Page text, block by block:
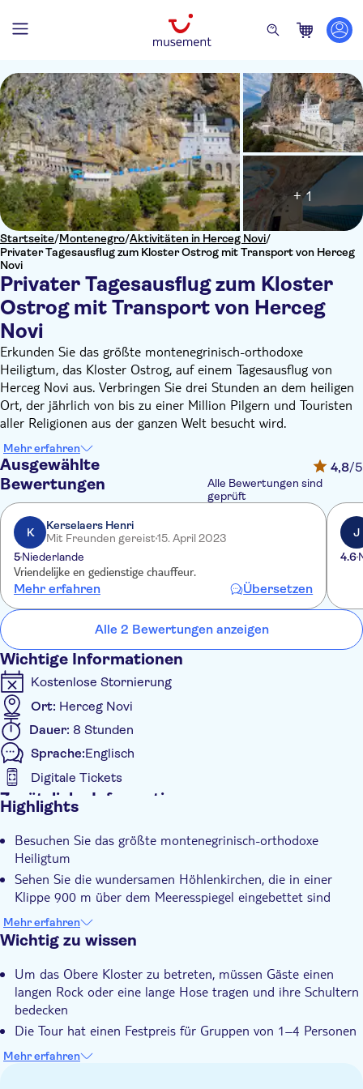
Startseite/Montenegro/Aktivitäten in Herceg Novi/
Privater Tagesausflug zum Kloster Ostrog mit Transport von Herceg
Novi
Privater Tagesausflug zum Kloster
Ostrog mit Transport von Herceg
Novi
+ 1
Erkunden Sie das größte montenegrinisch-orthodoxe
Heiligtum, das Kloster Ostrog, auf einem Tagesausflug von
Herceg Novi aus. Verbringen Sie drei Stunden an dem heiligen
Ort, der jährlich von bis zu einer Million Pilgern und Touristen
aller Religionen aus der ganzen Welt besucht wird.
Nach der privaten Abholung von Ihrem Standort in Herceg Novi
fahren Sie zu den wundersamen Höhlenkirchen, die in einer
senkrechten Felswand 900 m über dem Meeresspiegel
eingebettet sind. Beginnen Sie am Unteren Kloster, das 2 km
unterhalb des Hauptheiligtums liegt, betreten Sie die
Dreifaltigkeitskirche und bewundern Sie die lebendigen
Fresken.
Steigen Sie dann zum Oberen Kloster hinauf, das im 17.
Jahrhundert erbaut wurde und sich in zwei großen Höhlen
befindet. Gehen Sie in die Kirche, die dem Heiligen Basilius von
Ostrog, dem Metropoliten der Herzegowina und Gründer des
Klosters, gewidmet ist. Sehen Sie, wo seine sterblichen
Überreste noch heute aufbewahrt werden, und erweisen Sie
dem Altar, der von betenden Priestern bewacht wird, Ihren
Respekt.
Mehr erfahren
Ausgewählte
Bewertungen
4,8/5
Alle Bewertungen sind
geprüft
K
Kerselaers Henri
Mit Freunden gereist15. April 2023
5Niederlande
Vriendelijke en gedienstige chauffeur.
Mehr erfahren Übersetzen
J
4.6
Alle 2 Bewertungen anzeigen
Wichtige Informationen
Kostenlose Stornierung
Ort: Herceg Novi
Dauer: 8 Stunden
Sprache:Englisch
Digitale Tickets
Zusätzliche Informationen
Private Tour
Highlights
Besuchen Sie das größte montenegrinisch-orthodoxe
Heiligtum
Sehen Sie die wundersamen Höhlenkirchen, die in einer
Klippe 900 m über dem Meeresspiegel eingebettet sind
Bewundern Sie die farbenfrohen, mit Fresken bemalten
Wände
Altar Ihren Respekt
Entspannen Sie sich im privaten Transport von Herceg Novi
Mehr erfahren
Wichtig zu wissen
Um das Obere Kloster zu betreten, müssen Gäste einen
langen Rock oder eine lange Hose tragen und ihre Schultern
bedecken
Die Tour hat einen Festpreis für Gruppen von 1–4 Personen
oder 5–8 Personen
Mehr erfahren